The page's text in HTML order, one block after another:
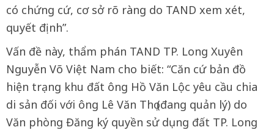
có chứng cứ, cơ sở rõ ràng do TAND xem xét,
quyết định”.
Vấn đề này, thẩm phán TAND TP. Long Xuyên
Nguyễn Võ Việt Nam cho biết: “Căn cứ bản đồ
hiện trạng khu đất ông Hồ Văn Lộc yêu cầu chia
di sản đối với ông Lê Văn Thọ (đang quản lý) do
Văn phòng Đăng ký quyền sử dụng đất TP. Long